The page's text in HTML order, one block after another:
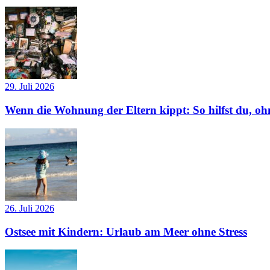
29. Juli 2026
Wenn die Wohnung der Eltern kippt: So hilfst du,
26. Juli 2026
Ostsee mit Kindern: Urlaub am Meer ohne Stress